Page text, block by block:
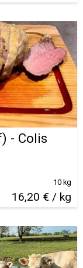
- Colis
16,20 € / kg
10 kg